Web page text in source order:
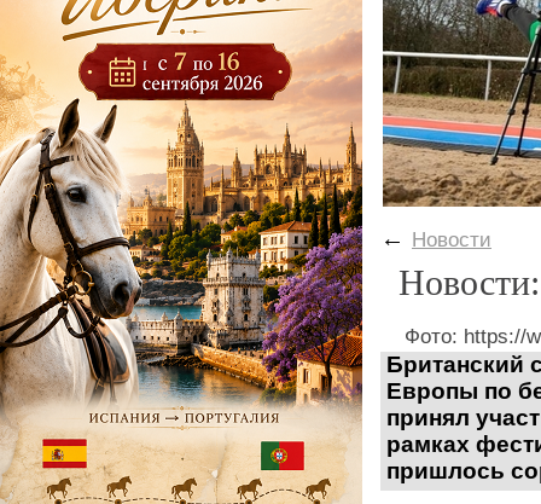
← Новости
Фото: https://
Британский
Европы по
принял
рамках
пришлось